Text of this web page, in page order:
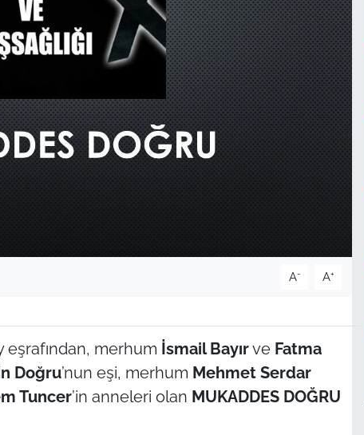
A- A+
eşrafından, merhum İsmail Bayırve Fatma
Doğru’nun eşi, merhum Mehmet Serdar
Tuncer’in anneleri olan MUKADDES DOĞRU